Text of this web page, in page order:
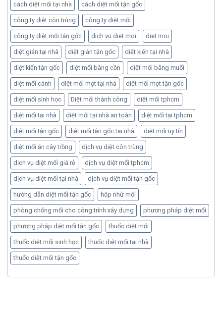
cách diệt mối tại nhà cách diệt mối tận gốc
công ty diệt côn trùng công ty diệt mối
công ty diệt mối tận gốc dich vu diet moi diet moi
diệt gián tại nhà diệt gián tận gốc diệt kiến tại nhà
diệt kiến tận gốc diệt mối bằng cồn diệt mối bằng muối
diệt mối cánh diệt mối mọt tại nhà diệt mối mọt tận gốc
diệt mối sinh học Diệt mối thành công diệt mối tphcm
diệt mối tại nhà diệt mối tại nhà an toàn diệt mối tại tphcm
diệt mối tận gốc diệt mối tận gốc tại nhà diệt mối uy tín
diệt mối ăn cây trồng dịch vụ diệt côn trùng
dịch vụ diệt mối giá rẻ dịch vụ diệt mối tphcm
dịch vụ diệt mối tại nhà dịch vụ diệt mối tận gốc
hướng dẫn diệt mối tận gốc hộp nhử mối
phòng chống mối cho công trình xây dựng phương pháp diệt mối
phương pháp diệt mối tận gốc thuốc diệt mối
thuốc diệt mối sinh học thuốc diệt mối tại nhà
thuốc diệt mối tận gốc